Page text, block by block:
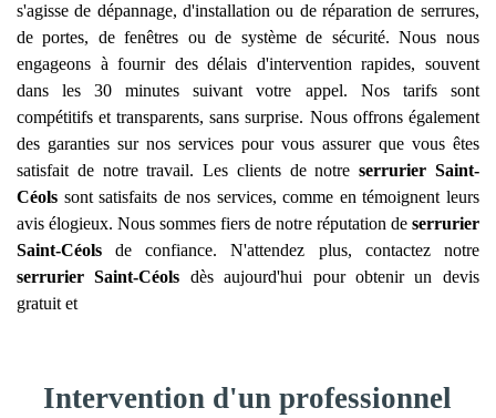
s'agisse de dépannage, d'installation ou de réparation de serrures,
de portes, de fenêtres ou de système de sécurité. Nous nous
engageons à fournir des délais d'intervention rapides, souvent
dans les 30 minutes suivant votre appel. Nos tarifs sont
compétitifs et transparents, sans surprise. Nous offrons également
des garanties sur nos services pour vous assurer que vous êtes
satisfait de notre travail. Les clients de notre serrurier Saint-
Céols sont satisfaits de nos services, comme en témoignent leurs
avis élogieux. Nous sommes fiers de notre réputation de serrurier
Saint-Céols de confiance. N'attendez plus, contactez notre
serrurier Saint-Céols dès aujourd'hui pour obtenir un devis
gratuit et
Intervention d'un professionnel